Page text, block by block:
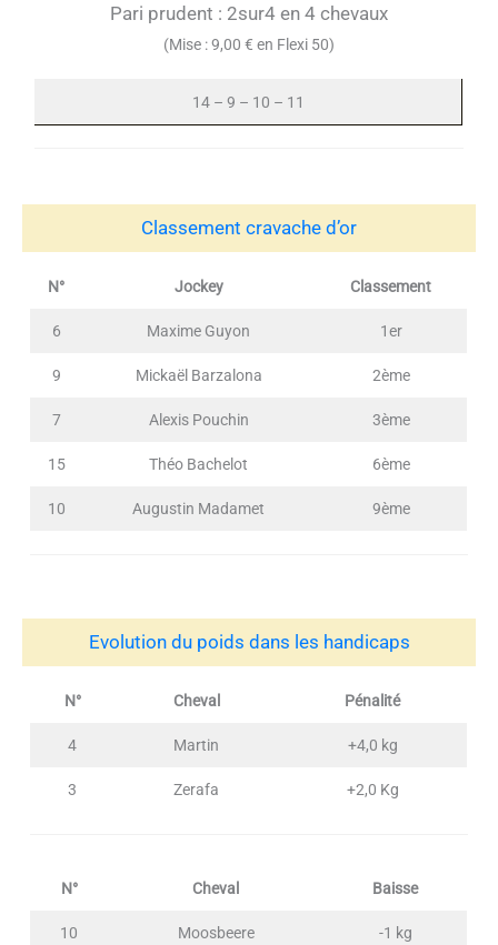
Pari prudent : 2sur4 en 4 chevaux
(Mise : 9,00 € en Flexi 50)
14 – 9 – 10 – 11
Classement cravache d’or
N° Jockey Classement
6 Maxime Guyon 1er
9 Mickaël Barzalona 2ème
7 Alexis Pouchin 3ème
15 Théo Bachelot 6ème
10 Augustin Madamet 9ème
Evolution du poids dans les handicaps
N° Cheval Pénalité
4 Martin +4,0 kg
3 Zerafa +2,0 Kg
N° Cheval Baisse
10 Moosbeere -1 kg